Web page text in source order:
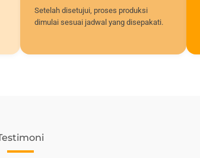
Setelah disetujui, proses produksi
dimulai sesuai jadwal yang disepakati.